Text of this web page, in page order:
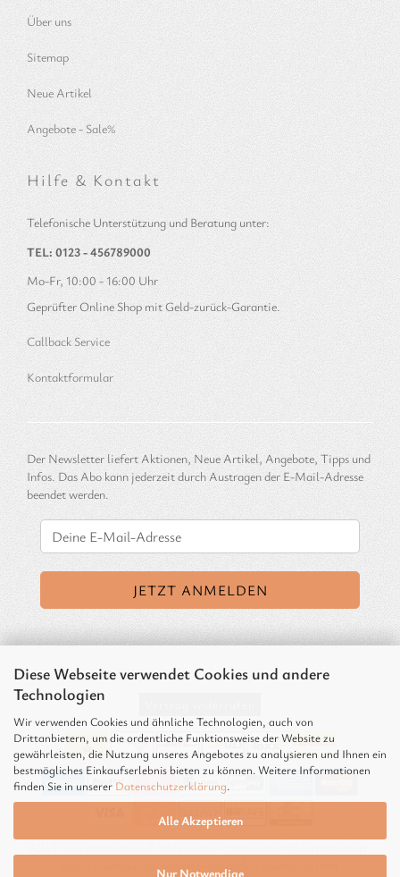
Diese Webseite verwendet Cookies und andere
Technologien
Wir verwenden Cookies und ähnliche Technologien, auch von
Drittanbietern, um die ordentliche Funktionsweise der Website zu
gewährleisten, die Nutzung unseres Angebotes zu analysieren und Ihnen ein
bestmögliches Einkaufserlebnis bieten zu können. Weitere Informationen
finden Sie in unserer Datenschutzerklärung.
Alle Akzeptieren
Nur Notwendige
Über uns
Sitemap
Neue Artikel
Angebote - Sale%
Hilfe & Kontakt
Telefonische Unterstützung und Beratung unter:
TEL: 0123 - 456789000
Mo-Fr, 10:00 - 16:00 Uhr
Geprüfter Online Shop mit Geld-zurück-Garantie.
Callback Service
Kontaktformular
Der Newsletter liefert Aktionen, Neue Artikel, Angebote, Tipps und
Infos. Das Abo kann jederzeit durch Austragen der E-Mail-Adresse
beendet werden.
Versandkosten soweit nicht anders gekennzeichnet.